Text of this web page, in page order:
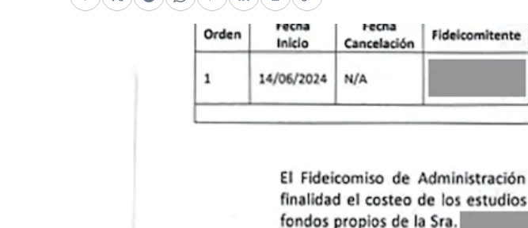
Facebook
X TelegramWhatsApp
PinterestLinkedIn
PrintCopy link